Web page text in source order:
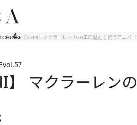
CHOICE 【TUMI】マクラーレンの60年の歴史を祝うアニバ
vol.57
】 マクラーレン